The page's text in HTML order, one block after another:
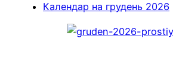
Календар на грудень 2026